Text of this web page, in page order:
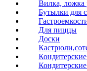
Вилка, ложка
Бутылки для
Для пиццы
Доски